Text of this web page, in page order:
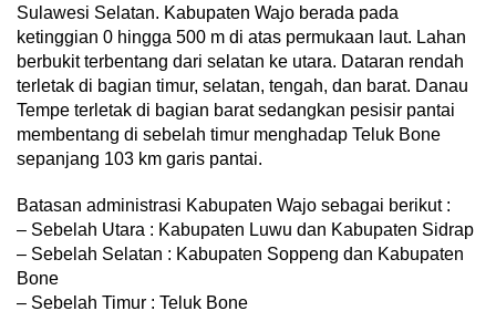
Sulawesi Selatan. Kabupaten Wajo berada pada
ketinggian 0 hingga 500 m di atas permukaan laut. Lahan
berbukit terbentang dari selatan ke utara. Dataran rendah
terletak di bagian timur, selatan, tengah, dan barat. Danau
Tempe terletak di bagian barat sedangkan pesisir pantai
membentang di sebelah timur menghadap Teluk Bone
sepanjang 103 km garis pantai.
Batasan administrasi Kabupaten Wajo sebagai berikut :
– Sebelah Utara : Kabupaten Luwu dan Kabupaten Sidrap
– Sebelah Selatan : Kabupaten Soppeng dan Kabupaten
Bone
– Sebelah Timur : Teluk Bone